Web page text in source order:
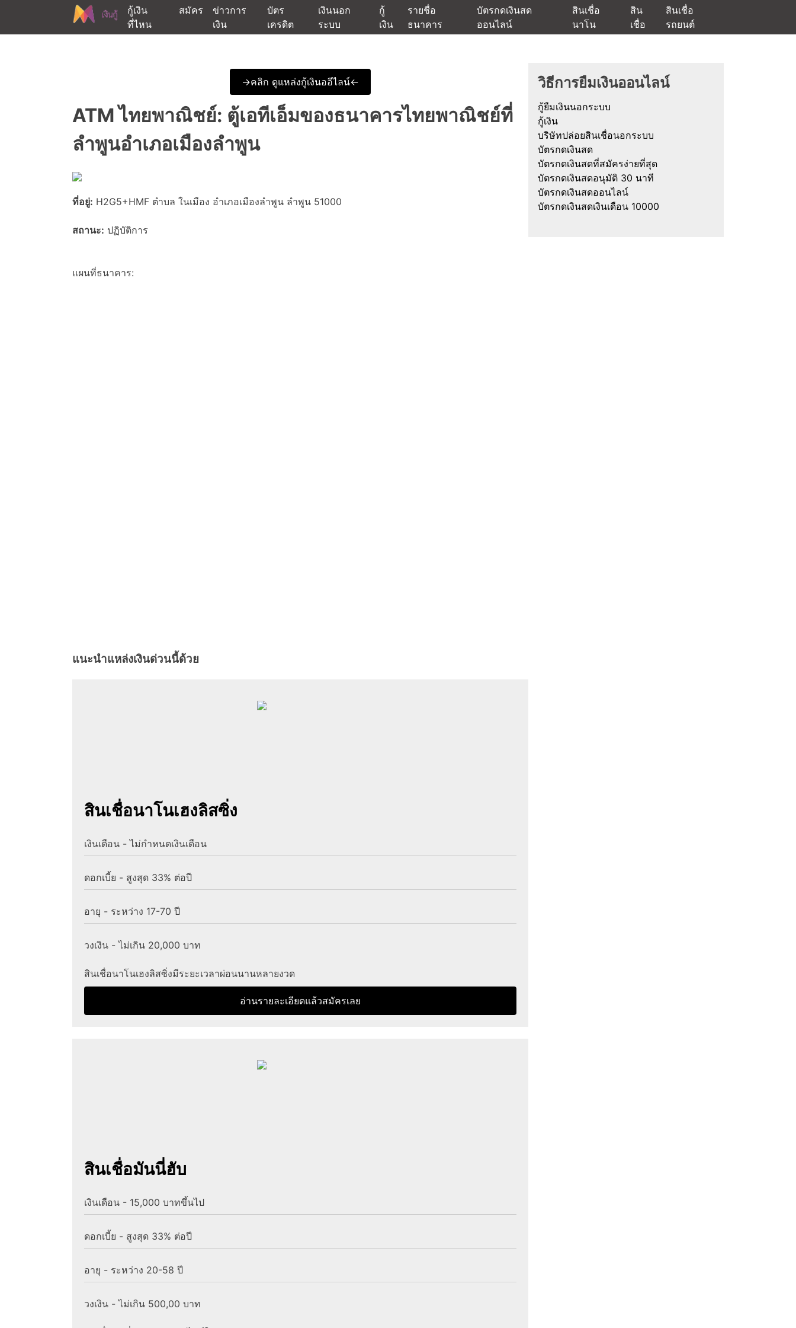
content
กู้เงิน
ที่ไหน
สมัคร
ข่าวการ
เงิน
บัตร
เครดิต
เงินนอก
ระบบ
กู้
เงิน
รายชื่อ
ธนาคาร
บัตรกดเงินสด
ออนไลน์
สินเชื่อ
นาโน
สิน
เชื่อ
สินเชื่อ
รถยนต์
->คลิก ดูแหล่งกู้เงินออีไลน์<-
ATM ไทยพาณิชย์: ตู้เอทีเอ็มของธนาคารไทยพาณิชย์ที่
ลำพูนอำเภอเมืองลำพูน
ที่อยู่: H2G5+HMF ตำบล ในเมือง อำเภอเมืองลำพูน ลำพูน 51000
สถานะ: ปฏิบัติการ
แผนที่ธนาคาร:
แนะนำแหล่งเงินด่วนนี้ด้วย
สินเชื่อนาโนเฮงลิสซิ่ง
เงินเดือน - ไม่กำหนดเงินเดือน
ดอกเบี้ย - สูงสุด 33% ต่อปี
อายุ - ระหว่าง 17-70 ปี
วงเงิน - ไม่เกิน 20,000 บาท
สินเชื่อนาโนเฮงลิสซิ่งมีระยะเวลาผ่อนนานหลายงวด
อ่านรายละเอียดแล้วสมัครเลย
สินเชื่อมันนี่ฮับ
เงินเดือน - 15,000 บาทขึ้นไป
ดอกเบี้ย - สูงสุด 33% ต่อปี
อายุ - ระหว่าง 20-58 ปี
วงเงิน - ไม่เกิน 500,00 บาท
วิธีการยืมเงินออนไลน์
กู้ยืมเงินนอกระบบ
กู้เงิน
บริษัทปล่อยสินเชื่อนอกระบบ
บัตรกดเงินสด
บัตรกดเงินสดที่สมัครง่ายที่สุด
บัตรกดเงินสดอนุมัติ 30 นาที
บัตรกดเงินสดออนไลน์
บัตรกดเงินสดเงินเดือน 10000